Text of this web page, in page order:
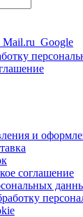
Mail.ru Google
и
соглашение